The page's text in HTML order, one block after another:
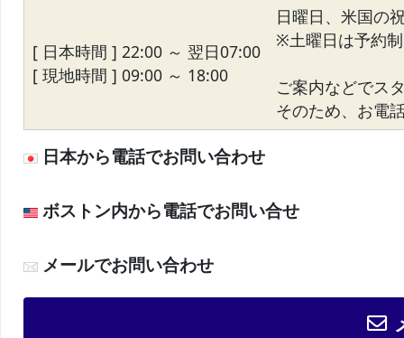
[ 日本時間 ] 22:00 ～ 翌日07:00
[ 現地時間 ] 09:00 ～ 18:00
日曜日、米国の
※土曜日は予約制
ご案内などでス
そのため、お電
日本から電話でお問い合わせ
ボストン内から電話でお問い合せ
メールでお問い合わせ